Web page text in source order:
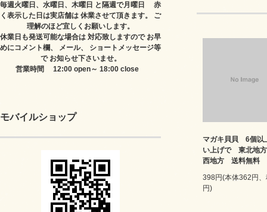
毎週火曜日、水曜日、木曜日 と隔週で月曜日 赤
く表示した日は実店舗は 休業させて頂きます。 ご
理解のほど宜しくお願いします。
休業日も発送可能な場合は 対応致しますので お早
めにコメント欄、 メール、 ショートメッセージ等
で お知らせ下さいませ。
営業時間 12:00 open～ 18:00 close
モバイルショップ
マガキ貝貝 6個以
い上げで 東北地
西地方 送料無料
398円(本体362円
円)